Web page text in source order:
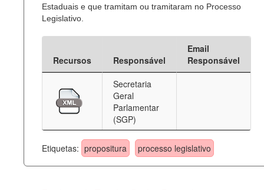
Estaduais e que tramitam ou tramitaram no Processo
Legislativo.
Recursos Responsável
Email
Responsável
Secretaria
Geral
Parlamentar
(SGP)
Etiquetas: propositura processo legislativo